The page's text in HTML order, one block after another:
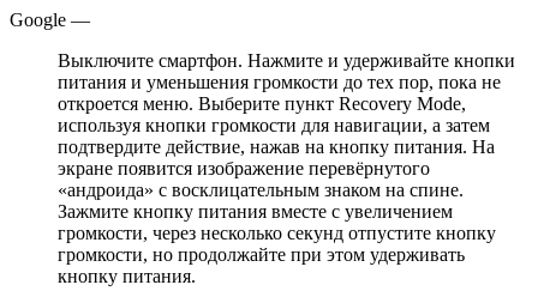
Google —
Выключите смартфон. Нажмите и удерживайте кнопки
питания и уменьшения громкости до тех пор, пока не
откроется меню. Выберите пункт Recovery Mode,
используя кнопки громкости для навигации, а затем
подтвердите действие, нажав на кнопку питания. На
экране появится изображение перевёрнутого
«андроида» с восклицательным знаком на спине.
Зажмите кнопку питания вместе с увеличением
громкости, через несколько секунд отпустите кнопку
громкости, но продолжайте при этом удерживать
кнопку питания.